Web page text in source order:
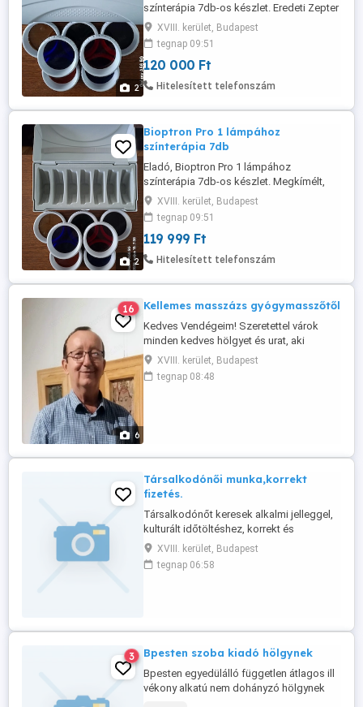
2
színterápia 7db-os készlet. Eredeti Zepter
gyári termék, Svájci tervezés. Megkímélt,
újszerű állapot. 120000.-Ft. 20 401-2510
XVIII. kerület, Budapest
tegnap 09:51
120 000 Ft
Hitelesített telefonszám
2
Bioptron Pro 1 lámpához
színterápia 7db
Eladó, Bioptron Pro 1 lámpához
színterápia 7db-os készlet. Megkímélt,
újszerű állapot. 119999.-Ft. 20 401-2510
XVIII. kerület, Budapest
tegnap 09:51
119 999 Ft
Hitelesített telefonszám
6
16 Kellemes masszázs gyógymasszőtől
Kedves Vendégeim! Szeretettel várok
minden kedves hölgyet és urat, aki
szeretne felfrissülni, regenerálódni, vagy
éppen csak lazítani egy kellemes
masszázzsal. A csodálatos illatgyertyák,
XVIII. kerület, Budapest
tegnap 08:48
Társalkodónői munka,korrekt
fizetés.
Társalkodónőt keresek alkalmi jelleggel,
kulturált időtöltéshez, korrekt és
megbízható fizetéssel. A feladat
elsősorban beszélgetés. Nyugdíjas hölgy
jelentkezését is szívesen fogadom.
nyugodt ...
XVIII. kerület, Budapest
tegnap 06:58
3 Bpesten szoba kiadó hölgynek
Bpesten egyedülálló független átlagos ill
vékony alkatú nem dohányzó hölgynek